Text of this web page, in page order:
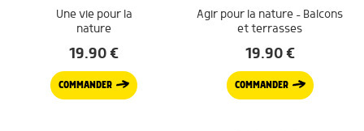
Une vie pour la
nature
19.90€
COMMANDER
Agir pour la nature – Balcons
et terrasses
19.90€
COMMANDER